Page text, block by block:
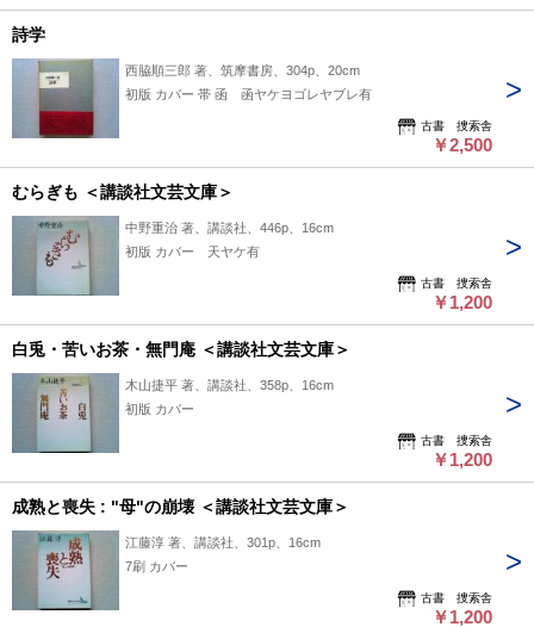
詩学
西脇順三郎 著、筑摩書房、304p、20cm
初版 カバー 帯 函 函ヤケヨゴレヤブレ有
古書 捜索舎
￥2,500
むらぎも ＜講談社文芸文庫＞
中野重治 著、講談社、446p、16cm
初版 カバー 天ヤケ有
古書 捜索舎
￥1,200
白兎・苦いお茶・無門庵 ＜講談社文芸文庫＞
木山捷平 著、講談社、358p、16cm
初版 カバー
古書 捜索舎
￥1,200
成熟と喪失 : "母"の崩壊 ＜講談社文芸文庫＞
江藤淳 著、講談社、301p、16cm
7刷 カバー
古書 捜索舎
￥1,200